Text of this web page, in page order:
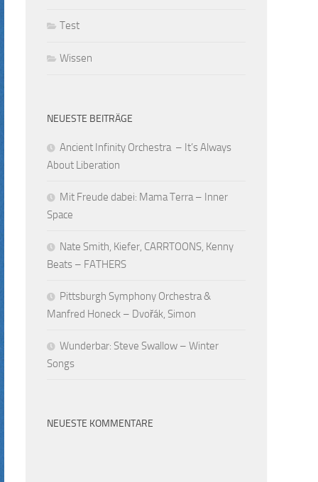
Test
Wissen
NEUESTE BEITRÄGE
Ancient Infinity Orchestra – It’s Always
About Liberation
Mit Freude dabei: Mama Terra – Inner
Space
Nate Smith, Kiefer, CARRTOONS, Kenny
Beats – FATHERS
Pittsburgh Symphony Orchestra &
Manfred Honeck – Dvořák, Simon
Wunderbar: Steve Swallow – Winter
Songs
NEUESTE KOMMENTARE